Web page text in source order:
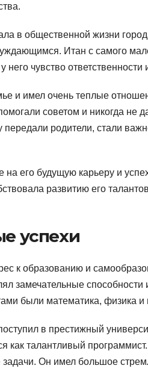
в общественной жизни
Итан с самого
чувство ответственности
и имел очень теплые
советом и никогда не
родители, стали
на его будущую карьеру и
развитию его
успехи
к образованию и
замечательные способности
были математика, физика и
в престижный
как талантливый
Он имел большое